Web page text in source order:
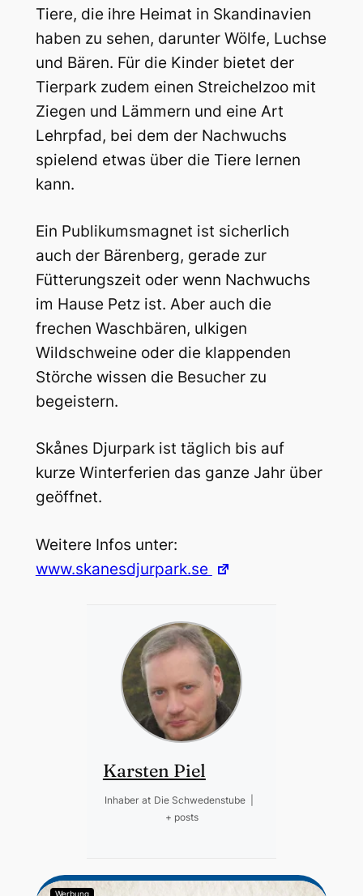
Tiere, die ihre Heimat in Skandinavien
haben zu sehen, darunter Wölfe, Luchse
und Bären. Für die Kinder bietet der
Tierpark zudem einen Streichelzoo mit
Ziegen und Lämmern und eine Art
Lehrpfad, bei dem der Nachwuchs
spielend etwas über die Tiere lernen
kann.
Ein Publikumsmagnet ist sicherlich
auch der Bärenberg, gerade zur
Fütterungszeit oder wenn Nachwuchs
im Hause Petz ist. Aber auch die
frechen Waschbären, ulkigen
Wildschweine oder die klappenden
Störche wissen die Besucher zu
begeistern.
Skånes Djurpark ist täglich bis auf
kurze Winterferien das ganze Jahr über
geöffnet.
Weitere Infos unter:
www.skanesdjurpark.se
Karsten Piel
Inhaber at Die Schwedenstube
+ posts
Werbung